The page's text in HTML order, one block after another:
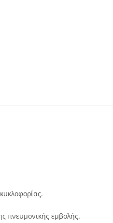
πνευμονικής εμβολής.